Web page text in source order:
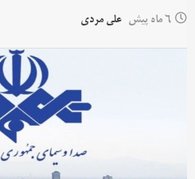
6 ماه پیش علی مردی